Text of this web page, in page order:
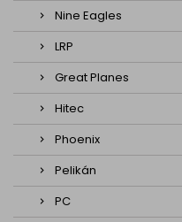
Nine Eagles
LRP
Great Planes
Hitec
Phoenix
Pelikán
PC